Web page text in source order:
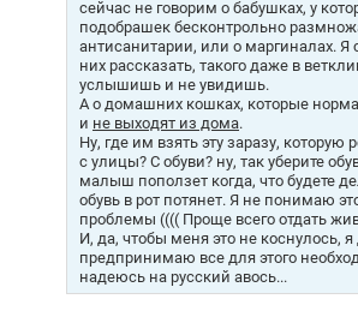
сейчас не говорим о бабушках, у
подобрашек бесконтрольно
антисанитарии, или о маргиналах. Я
них рассказать, такого даже в
услышишь и не увидишь.
А о домашних кошках, которые
и не выходят из дома.
Ну, где им взять эту заразу, которую
с улицы? С обуви? ну, так уберите
малыш поползет когда, что будете
обувь в рот потянет. Я не понимаю
проблемы (((( Проще всего отдать
И, да, чтобы меня это не коснулось,
предпринимаю все для этого
надеюсь на русский авось...